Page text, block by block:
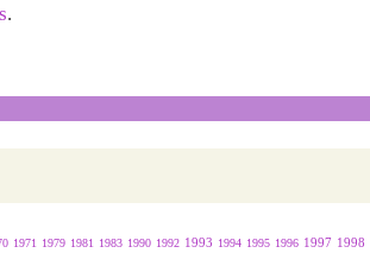
.
1971 1979 1981 1983 1990 1992 1993 1994 1995 1996 1997 1998